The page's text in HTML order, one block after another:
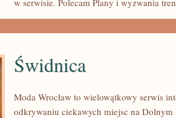
w serwisie. Polecam Plany i wyzwania
Świdnica
Moda Wrocław to wielowątkowy serwis
odkrywaniu ciekawych miejsc na Dolnym